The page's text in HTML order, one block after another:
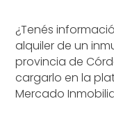
¿Tenés
alquiler de un
provincia de
cargarlo en la
Mercado